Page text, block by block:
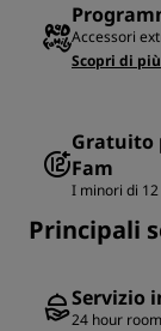
Accessori
Scopri di più
Gratuito
Fam
I minori di
Principali
Servizio
24 hour